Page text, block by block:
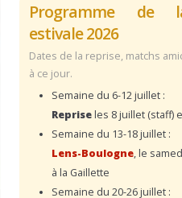
Programme de
estivale 2026
Dates de la reprise, matchs
à ce jour.
Semaine du 6-12 juillet :
Repriseles 8 juillet (staff)
Semaine du 13-18 juillet :
Lens-Boulogne, le
à la Gaillette
Semaine du 20-26 juillet :